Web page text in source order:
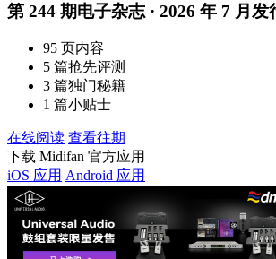
第 244 期电子杂志 · 2026 年 7 月发
95 页内容
5 篇抢先评测
3 篇独门秘籍
1 篇小贴士
在线阅读 查看往期
下载 Midifan 官方应用
iOS 应用 Android 应用